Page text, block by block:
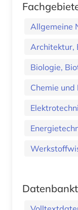
Allgemeine
Architektur,
Biologie,
Chemie und